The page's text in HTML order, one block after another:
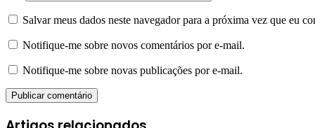
Salvar meus dados neste navegador para a próxima vez que eu
Notifique-me sobre novos comentários por e-mail.
Notifique-me sobre novas publicações por e-mail.